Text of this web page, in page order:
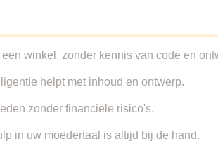
winkel, zonder kennis van code en
helpt met inhoud en ontwerp.
zonder financiële risico's.
in uw moedertaal is altijd bij de hand.